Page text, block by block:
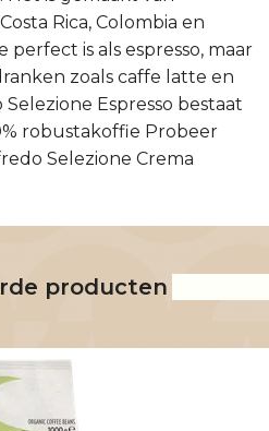
Rica, Colombia en
is als espresso, maar
zoals caffe latte en
Espresso bestaat
robustakoffie Probeer
Selezione Crema
producten